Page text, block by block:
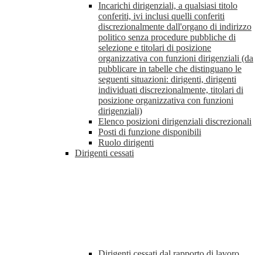
Incarichi dirigenziali, a qualsiasi titolo
conferiti, ivi inclusi quelli conferiti
discrezionalmente dall'organo di indirizzo
politico senza procedure pubbliche di
selezione e titolari di posizione
organizzativa con funzioni dirigenziali (da
pubblicare in tabelle che distinguano le
seguenti situazioni: dirigenti, dirigenti
individuati discrezionalmente, titolari di
posizione organizzativa con funzioni
dirigenziali)
Elenco posizioni dirigenziali discrezionali
Posti di funzione disponibili
Ruolo dirigenti
Dirigenti cessati